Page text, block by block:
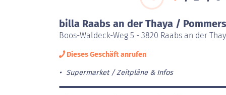
billa Raabs an der Thaya /
Boos-Waldeck-Weg 5 - 3820 Raabs an der
Dieses Geschäft anrufen
Supermarket Zeitpläne & Infos